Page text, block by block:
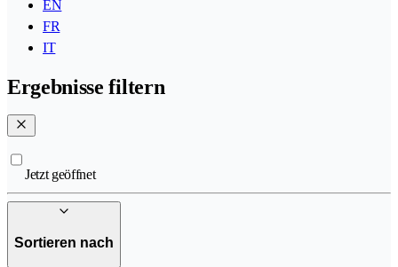
EN
FR
IT
Ergebnisse filtern
Jetzt geöffnet
Sortieren nach